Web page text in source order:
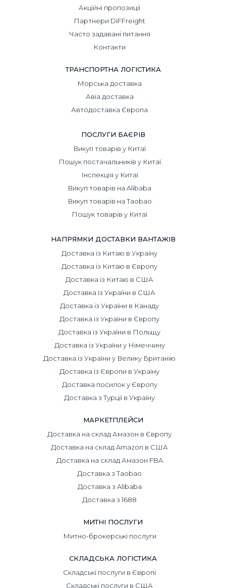
Акційні пропозиції
Партнери DiFFreight
Часто задавані питання
Контакти
ТРАНСПОРТНА ЛОГІСТИКА
Морська доставка
Авіа доставка
Автодоставка Європа
ПОСЛУГИ БАЄРІВ
Викуп товарів у Китаї
Пошук постачальників у Китаї
Інспекція у Китаї
Викуп товарів на Alibaba
Викуп товарів на Taobao
Пошук товарів у Китаї
НАПРЯМКИ ДОСТАВКИ ВАНТАЖІВ
Доставка із Китаю в Україну
Доставка із Китаю в Європу
Доставка із Китаю в США
Доставка із України в США
Доставка із України в Канаду
Доставка із України в Європу
Доставка із України в Польщу
Доставка із України у Німеччину
Доставка із України у Велику Британію
Доставка із Європи в Україну
Доставка посилок у Європу
Доставка з Турції в Україну
МАРКЕТПЛЕЙСИ
Доставка на склад Амазон в Європу
Доставка на склад Amazon в США
Доставка на склад Амазон FBA
Доставка з Taobao
Доставка з Alibaba
Доставка з 1688
МИТНІ ПОСЛУГИ
Митно-брокерські послуги
СКЛАДСЬКА ЛОГІСТИКА
Складські послуги в Європі
Складські послуги в США